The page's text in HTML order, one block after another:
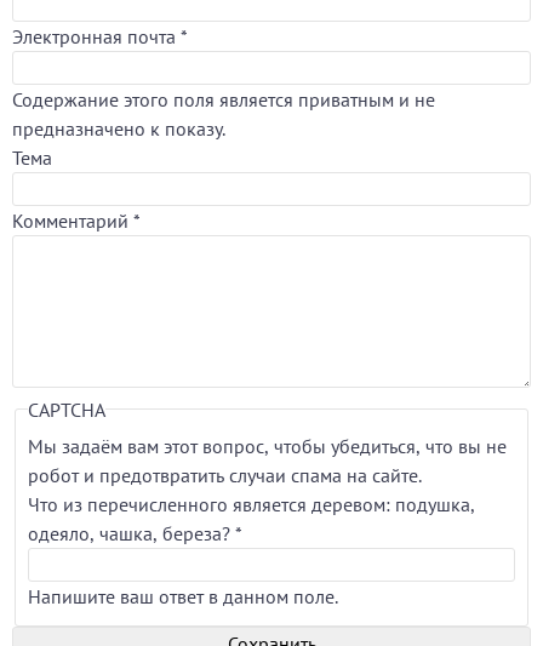
Электронная почта *
Содержание этого поля является приватным и не
предназначено к показу.
Тема
Комментарий *
CAPTCHA
Мы задаём вам этот вопрос, чтобы убедиться, что вы не
робот и предотвратить случаи спама на сайте.
Что из перечисленного является деревом: подушка,
одеяло, чашка, береза? *
Напишите ваш ответ в данном поле.